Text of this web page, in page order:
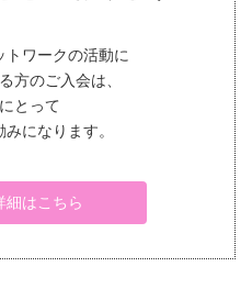
トワークの活動に
方のご入会は、
とって
になります。
細はこちら